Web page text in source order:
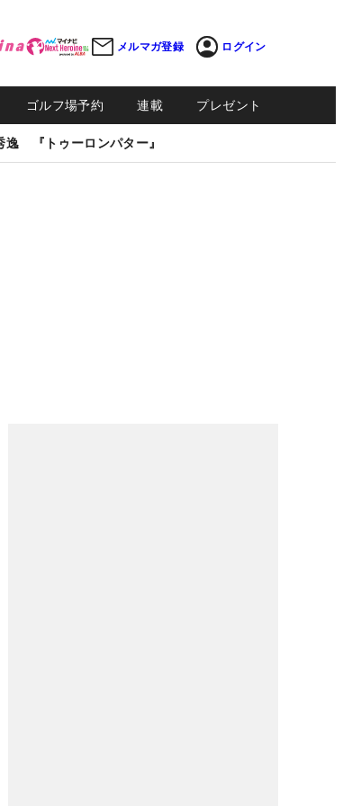
メルマガ登録 ログイン
ゴルフ場予約 連載 プレゼント
逸 『トゥーロンパター』